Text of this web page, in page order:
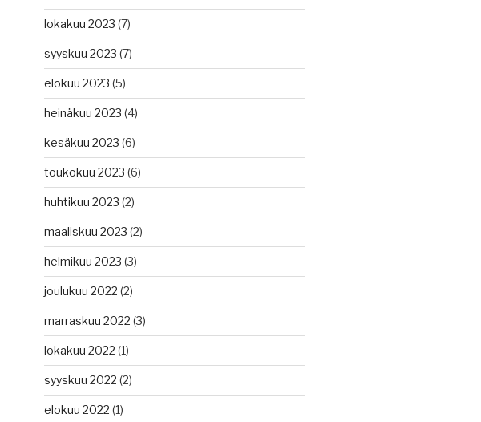
lokakuu 2023 (7)
syyskuu 2023 (7)
elokuu 2023 (5)
heinäkuu 2023 (4)
kesäkuu 2023 (6)
toukokuu 2023 (6)
huhtikuu 2023 (2)
maaliskuu 2023 (2)
helmikuu 2023 (3)
joulukuu 2022 (2)
marraskuu 2022 (3)
lokakuu 2022 (1)
syyskuu 2022 (2)
elokuu 2022 (1)